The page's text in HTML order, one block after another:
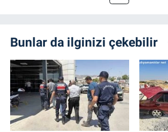
Bunlar da ilginizi çekebilir